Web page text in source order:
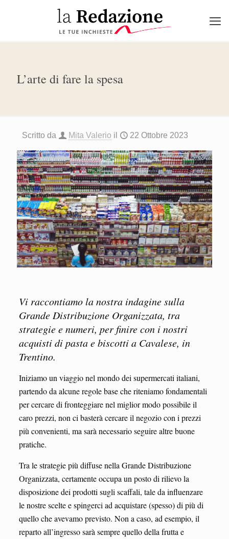
L’arte di fare la spesa
Scritto da Mita Valerio il 22 Ottobre 2023
Vi raccontiamo la nostra indagine sulla
Grande Distribuzione Organizzata, tra
strategie e numeri, per finire con i nostri
acquisti di pasta e biscotti a Cavalese, in
Trentino.
Iniziamo un viaggio nel mondo dei supermercati italiani,
partendo da alcune regole base che riteniamo fondamentali
per cercare di fronteggiare nel miglior modo possibile il
caro prezzi, non ci basterà cercare il negozio con i prezzi
più convenienti, ma sarà necessario seguire altre buone
pratiche.
Tra le strategie più diffuse nella Grande Distribuzione
Organizzata, certamente occupa un posto di rilievo la
disposizione dei prodotti sugli scaffali, tale da influenzare
le nostre scelte e spingerci ad acquistare (spesso) di più di
quello che avevamo previsto. Non a caso, ad esempio, il
reparto all’ingresso sarà sempre quello della frutta e